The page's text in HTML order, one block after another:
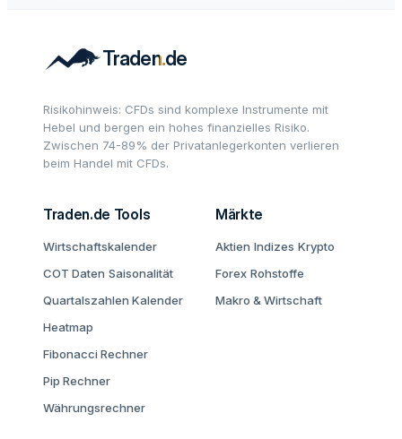
Risikohinweis: CFDs sind komplexe Instrumente mit
Hebel und bergen ein hohes finanzielles Risiko.
Zwischen 74-89% der Privatanlegerkonten verlieren
beim Handel mit CFDs.
Traden.de Tools
Wirtschaftskalender
COT Daten Saisonalität
Quartalszahlen Kalender
Heatmap
Fibonacci Rechner
Pip Rechner
Währungsrechner
Märkte
Aktien Indizes Krypto
Forex Rohstoffe
Makro & Wirtschaft